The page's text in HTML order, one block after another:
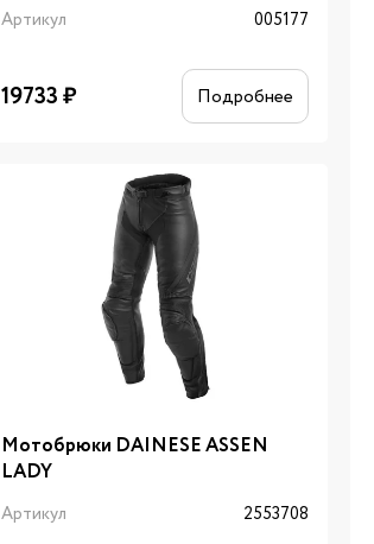
Артикул 005177
19733₽ Подробнее
Мотобрюки DAINESE ASSEN
LADY
Артикул 2553708